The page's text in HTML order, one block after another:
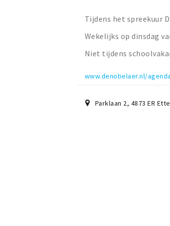
Tijdens het spreekuur
Wekelijks op dinsdag
Niet tijdens
www.denobelaer.nl/
Parklaan 2, 4873 ER